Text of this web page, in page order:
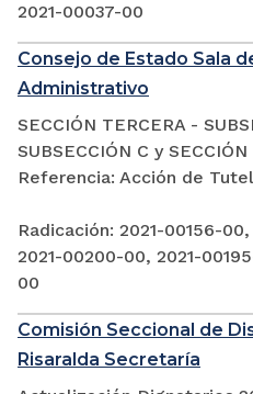
2021-00037-00
Consejo de Estado Sala
Administrativo
SECCIÓN TERCERA -
SUBSECCIÓN C y SECCIÓN
Referencia: Acción de
Radicación: 2021-00156-
2021-00200-00, 2021-
00
Comisión Seccional de
Risaralda Secretaría